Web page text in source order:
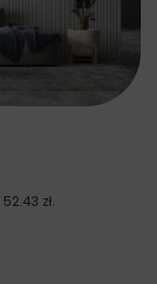
52.43 zł.